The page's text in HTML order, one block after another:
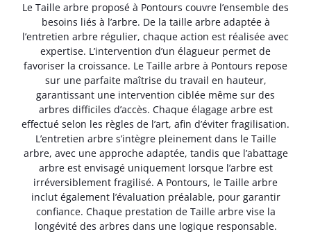
Le Taille arbre proposé à Pontours couvre l’ensemble des
besoins liés à l’arbre. De la taille arbre adaptée à
l’entretien arbre régulier, chaque action est réalisée avec
expertise. L’intervention d’un élagueur permet de
favoriser la croissance. Le Taille arbre à Pontours repose
sur une parfaite maîtrise du travail en hauteur,
garantissant une intervention ciblée même sur des
arbres difficiles d’accès. Chaque élagage arbre est
effectué selon les règles de l’art, afin d’éviter fragilisation.
L’entretien arbre s’intègre pleinement dans le Taille
arbre, avec une approche adaptée, tandis que l’abattage
arbre est envisagé uniquement lorsque l’arbre est
irréversible­ment fragilisé. A Pontours, le Taille arbre
inclut également l’évaluation préalable, pour garantir
confiance. Chaque prestation de Taille arbre vise la
longévité des arbres dans une logique responsable.